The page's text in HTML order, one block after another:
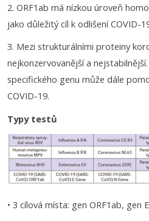
2. ORF1ab má nízkou úroveň
jako důležitý cíl k odlišení COVID-
3. Mezi strukturálními proteiny
nejkonzervovanější a
specifického genu může dále
COVID-19.
Typy testů
• 3 cílová místa: gen ORF1ab, gen